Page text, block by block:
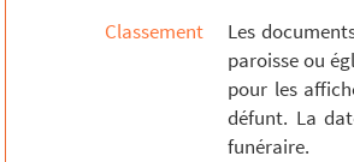
arrondissement
Classement
Les
paroisse ou
pour les
défunt. La
funéraire.